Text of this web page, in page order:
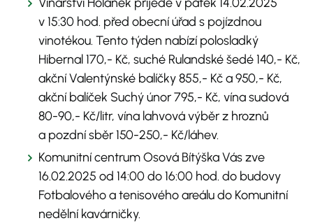
v 15:30 hod. před obecní úřad s pojízdnou
vinotékou. Tento týden nabízí polosladký
Hibernal 170,- Kč, suché Rulandské šedé 140,- Kč,
akční Valentýnské balíčky 855,- Kč a 950,- Kč,
akční balíček Suchý únor 795,- Kč, vína sudová
80-90,- Kč/litr, vína lahvová výběr z hroznů
a pozdní sběr 150-250,- Kč/láhev.
Komunitní centrum Osová Bítýška Vás zve
16.02.2025 od 14:00 do 16:00 hod. do budovy
Fotbalového a tenisového areálu do Komunitní
nedělní kavárničky.